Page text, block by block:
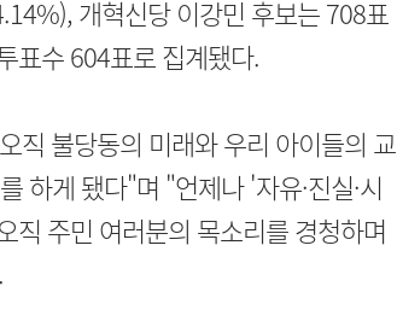
개혁신당 이강민 후보는 708표
표수 604표로 집계됐다.
직 불당동의 미래와 우리 아이들의 교
하게 됐다"며 "언제나 '자유·진실·시
직 주민 여러분의 목소리를 경청하며